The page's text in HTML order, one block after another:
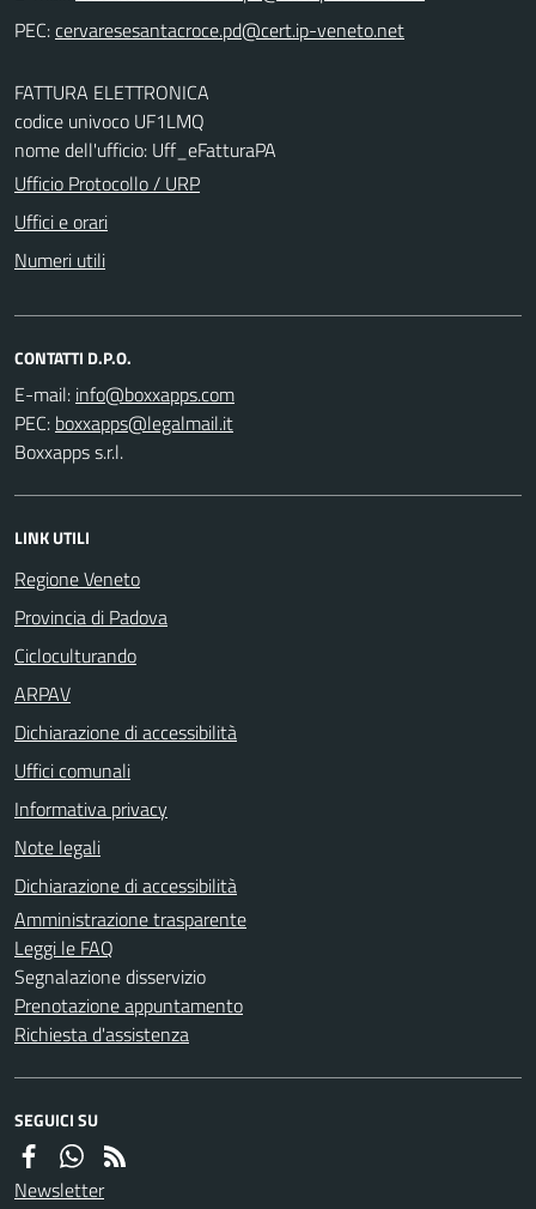
PEC:
FATTURA ELETTRONICA
codice univoco UF1LMQ
nome dell'ufficio: Uff_eFatturaPA
Ufficio Protocollo / URP
Uffici e orari
Numeri utili
CONTATTI D.P.O.
E-mail:
PEC:
Boxxapps s.r.l.
LINK UTILI
Regione Veneto
Provincia di Padova
Cicloculturando
ARPAV
Dichiarazione di accessibilità
Uffici comunali
Informativa privacy
Note legali
Dichiarazione di accessibilità
Amministrazione trasparente
Leggi le FAQ
Segnalazione disservizio
Prenotazione appuntamento
Richiesta d'assistenza
SEGUICI SU
Newsletter